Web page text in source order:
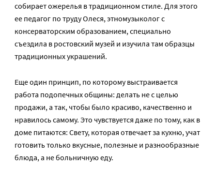
собирает ожерелья в традиционном стиле. Для этого
ее педагог по труду Олеся, этномузыколог с
консерваторским образованием, специально
съездила в ростовский музей и изучила там образцы
традиционных украшений.
Еще один принцип, по которому выстраивается
работа подопечных общины: делать не с целью
продажи, а так, чтобы было красиво, качественно и
нравилось самому. Это чувствуется даже по тому, как в
доме питаются: Свету, которая отвечает за кухню, учат
готовить только вкусные, полезные и разнообразные
блюда, а не больничную еду.